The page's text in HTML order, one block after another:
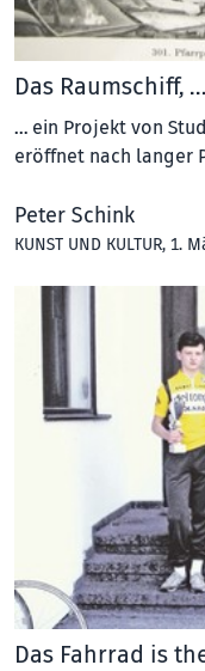
Das Raumschiff, …
… ein Projekt von
eröffnet nach langer
Peter Schink
KUNST UND KULTUR, 1.
Das Fahrrad is